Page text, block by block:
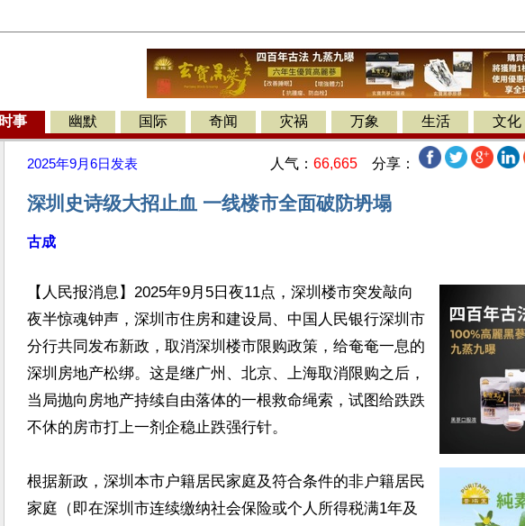
时事 幽默 国际 奇闻 灾祸 万象 生活 文化
2025年9月6日 发表 人气： 66,665 分享：
深圳史诗级大招止血 一线楼市全面破防坍塌
古成
【人民报消息】2025年9月5日夜11点，深圳楼市突发敲向
夜半惊魂钟声，深圳市住房和建设局、中国人民银行深圳市
分行共同发布新政，取消深圳楼市限购政策，给奄奄一息的
深圳房地产松绑。这是继广州、北京、上海取消限购之后，
当局抛向房地产持续自由落体的一根救命绳索，试图给跌跌
不休的房市打上一剂企稳止跌强行针。
根据新政，深圳本市户籍居民家庭及符合条件的非户籍居民
家庭（即在深圳市连续缴纳社会保险或个人所得税满1年及